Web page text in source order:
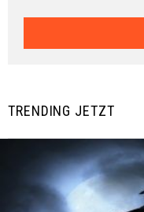
TRENDING JETZT